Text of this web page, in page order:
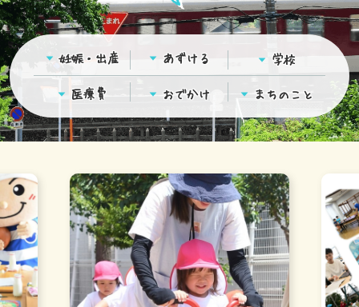
妊娠・出産 あずける 学校
医療費 おでかけ まちのこと